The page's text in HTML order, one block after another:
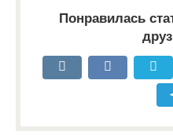
Понравилась